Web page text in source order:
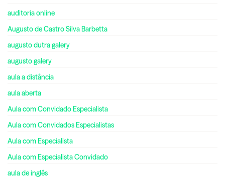
auditoria online
Augusto de Castro Silva Barbetta
augusto dutra galery
augusto galery
aula a distância
aula aberta
Aula com Convidado Especialista
Aula com Convidados Especialistas
Aula com Especialista
Aula com Especialista Convidado
aula de inglês